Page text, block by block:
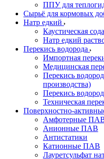
ППУ для
Сырьё для кормовых
Натр едкий
Каустическая
Натр едкий
Перекись водорода
Импортная
Медицинская
Перекись
производства)
Перекись
Техническая
Поверхностно-
Амфотерные
Анионные ПАВ
Антистатики
Катионные ПАВ
Лауретсульфат